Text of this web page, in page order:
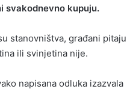
svakodnevno kupuju.
stanovništva, građani pitaju
ili svinjetina nije.
napisana odluka izazvala